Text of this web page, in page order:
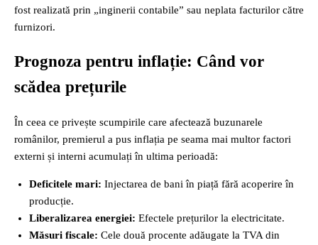
fost realizată prin „inginerii contabile” sau neplata facturilor către
furnizori.
Prognoza pentru inflație: Când vor
scădea prețurile
În ceea ce privește scumpirile care afectează buzunarele
românilor, premierul a pus inflația pe seama mai multor factori
externi și interni acumulați în ultima perioadă:
Deficitele mari: Injectarea de bani în piață fără acoperire în
producție.
Liberalizarea energiei: Efectele prețurilor la electricitate.
Măsuri fiscale: Cele două procente adăugate la TVA din